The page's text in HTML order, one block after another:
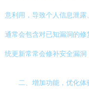
意利用，导致个人信息泄
通常会包含对已知漏洞的
统更新常常会修补安全漏洞
二、增加功能，优化体